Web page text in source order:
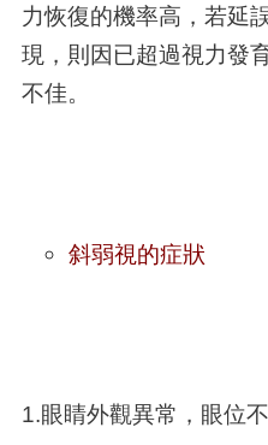
力恢復的機率高，若延
現，則因已超過視力發
不佳。
斜弱視的症狀
1.眼睛外觀異常，眼位